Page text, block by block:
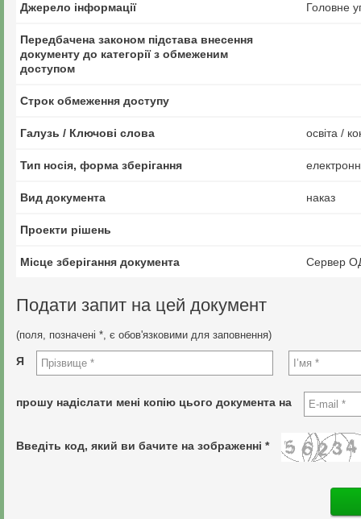
Джерело інформації Головне
Передбачена законом підстава внесення
документу до категорії з обмеженим
доступом
Строк обмеження доступу
Галузь / Ключові слова освіта /
Тип носія, форма зберігання
Вид документа наказ
Проекти рішень
Місце зберігання документа Сервер
Подати запит на цей документ
(поля, позначені *, є обов'язковими для заповнення)
Я
прошу надіслати мені копію цього документа на
Введіть код, який ви бачите на зображенні *